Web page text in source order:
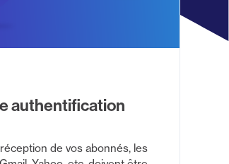
authentification
de vos abonnés, les